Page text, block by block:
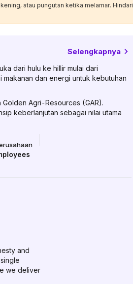
atau pungutan ketika melamar. Hindari
Selengkapnya
dari hulu ke hillir mulai dari
dan energi untuk kebutuhan
Agri-Resources (GAR).
keberlanjutan sebagai nilai utama
and
we deliver